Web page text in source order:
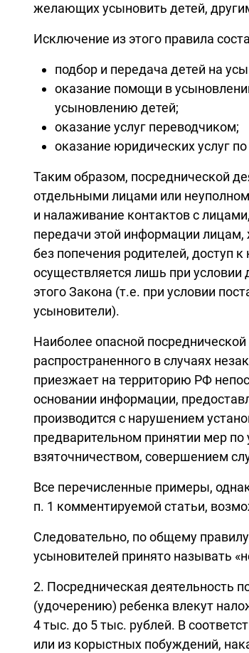
желающих усыновить детей,
Исключение из этого правила
подбор и передача детей на
оказание помощи в
усыновлению детей;
оказание услуг переводчиком;
оказание юридических услуг
Таким образом, посреднической
отдельными лицами или
и налаживание контактов с
передачи этой информации
без попечения родителей, доступ
осуществляется лишь при
этого Закона (т.е. при условии
усыновители).
Наиболее опасной
распространенного в случаях
приезжает на территорию РФ
основании информации,
производится с нарушением
предварительном принятии мер
взяточничеством, совершением
Все перечисленные примеры,
п. 1 комментируемой статьи,
Следовательно, по общему
усыновителей принято называть
2. Посредническая деятельность
(удочерению) ребенка влекут
4 тыс. до 5 тыс. рублей. В
или из корыстных побуждений,